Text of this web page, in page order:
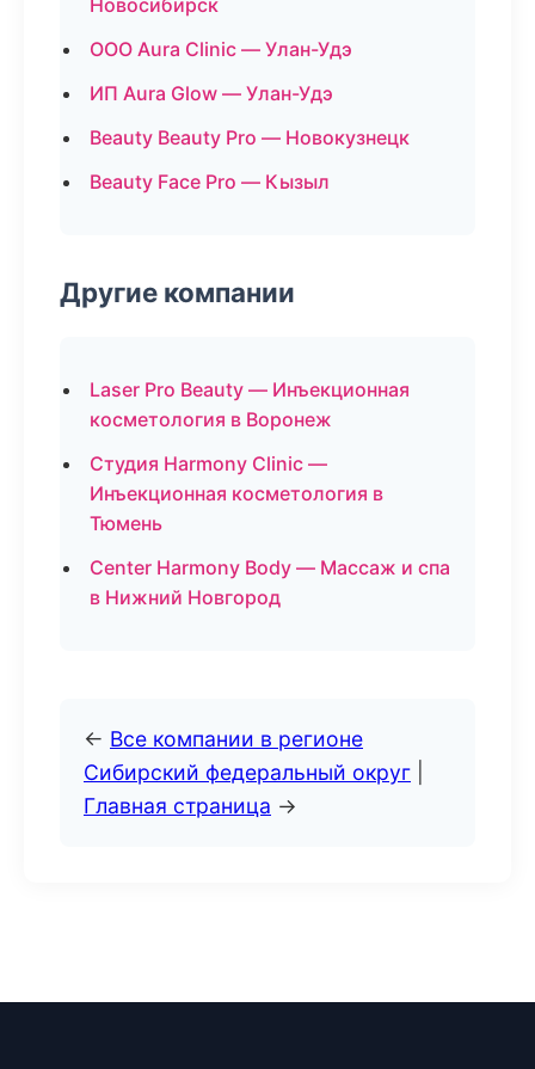
Новосибирск
ООО Aura Clinic — Улан-Удэ
ИП Aura Glow — Улан-Удэ
Beauty Beauty Pro — Новокузнецк
Beauty Face Pro — Кызыл
Другие компании
Laser Pro Beauty — Инъекционная
косметология в Воронеж
Студия Harmony Clinic —
Инъекционная косметология в
Тюмень
Center Harmony Body — Массаж и спа
в Нижний Новгород
← Все компании в регионе
Сибирский федеральный округ
Главная страница →